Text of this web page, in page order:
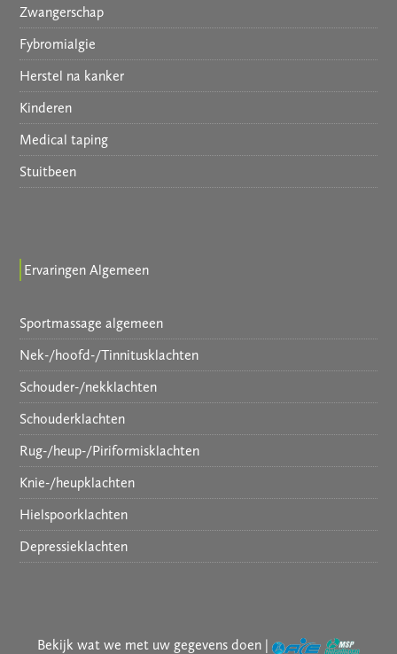
Zwangerschap
Fybromialgie
Herstel na kanker
Kinderen
Medical taping
Stuitbeen
Ervaringen Algemeen
Sportmassage algemeen
Nek-/hoofd-/Tinnitusklachten
Schouder-/nekklachten
Schouderklachten
Rug-/heup-/Piriformisklachten
Knie-/heupklachten
Hielspoorklachten
Depressieklachten
Bekijk wat we met uw gegevens doen |